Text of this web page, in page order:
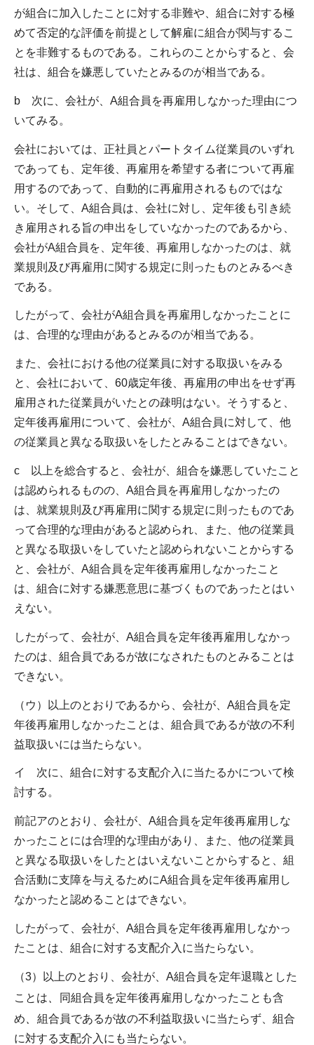
が組合に加入したことに対する非難や、組合に対する極
めて否定的な評価を前提として解雇に組合が関与するこ
とを非難するものである。これらのことからすると、会
社は、組合を嫌悪していたとみるのが相当である。
b 次に、会社が、A組合員を再雇用しなかった理由につ
いてみる。
会社においては、正社員とパートタイム従業員のいずれ
であっても、定年後、再雇用を希望する者について再雇
用するのであって、自動的に再雇用されるものではな
い。そして、A組合員は、会社に対し、定年後も引き続
き雇用される旨の申出をしていなかったのであるから、
会社がA組合員を、定年後、再雇用しなかったのは、就
業規則及び再雇用に関する規定に則ったものとみるべき
である。
したがって、会社がA組合員を再雇用しなかったことに
は、合理的な理由があるとみるのが相当である。
また、会社における他の従業員に対する取扱いをみる
と、会社において、60歳定年後、再雇用の申出をせず再
雇用された従業員がいたとの疎明はない。そうすると、
定年後再雇用について、会社が、A組合員に対して、他
の従業員と異なる取扱いをしたとみることはできない。
c 以上を総合すると、会社が、組合を嫌悪していたこと
は認められるものの、A組合員を再雇用しなかったの
は、就業規則及び再雇用に関する規定に則ったものであ
って合理的な理由があると認められ、また、他の従業員
と異なる取扱いをしていたと認められないことからする
と、会社が、A組合員を定年後再雇用しなかったこと
は、組合に対する嫌悪意思に基づくものであったとはい
えない。
したがって、会社が、A組合員を定年後再雇用しなかっ
たのは、組合員であるが故になされたものとみることは
できない。
（ウ）以上のとおりであるから、会社が、A組合員を定
年後再雇用しなかったことは、組合員であるが故の不利
益取扱いには当たらない。
イ 次に、組合に対する支配介入に当たるかについて検
討する。
前記アのとおり、会社が、A組合員を定年後再雇用しな
かったことには合理的な理由があり、また、他の従業員
と異なる取扱いをしたとはいえないことからすると、組
合活動に支障を与えるためにA組合員を定年後再雇用し
なかったと認めることはできない。
したがって、会社が、A組合員を定年後再雇用しなかっ
たことは、組合に対する支配介入に当たらない。
（3）以上のとおり、会社が、A組合員を定年退職とした
ことは、
同組合員を定年後再雇用しなかったことも含
め、 組合員であるが故の不利益取扱いに当たらず、組合
に対する支配介入にも当たらない。